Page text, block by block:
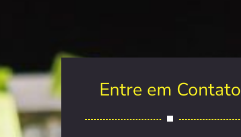
Entre em Contato